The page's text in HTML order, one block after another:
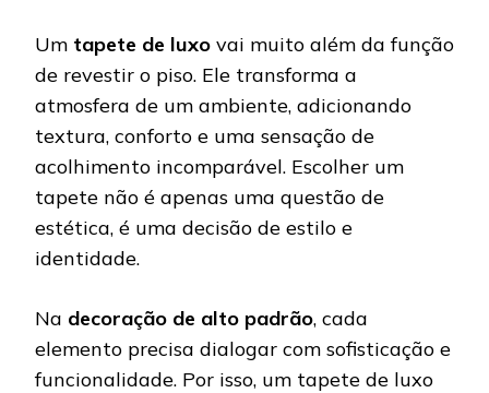
Um tapete de luxo vai muito além da função
de revestir o piso. Ele transforma a
atmosfera de um ambiente, adicionando
textura, conforto e uma sensação de
acolhimento incomparável. Escolher um
tapete não é apenas uma questão de
estética, é uma decisão de estilo e
identidade.
Na decoração de alto padrão, cada
elemento precisa dialogar com sofisticação e
funcionalidade. Por isso, um tapete de luxo